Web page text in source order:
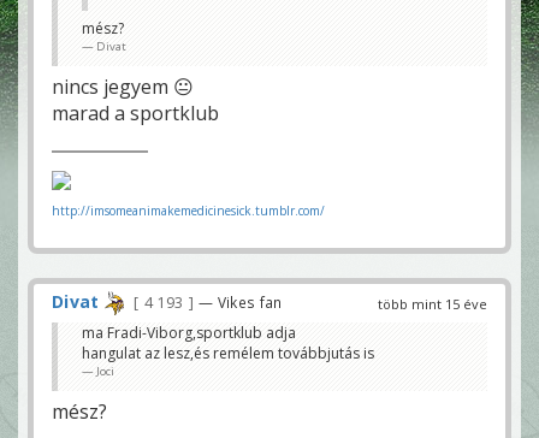
mész?
Divat
nincs jegyem 😐
marad a sportklub
http://imsomeanimakemedicinesick.tumblr.com/
több mint 15 éve
Divat 4 193 — Vikes fan
ma Fradi-Viborg,sportklub adja
hangulat az lesz,és remélem továbbjutás is
Joci
mész?